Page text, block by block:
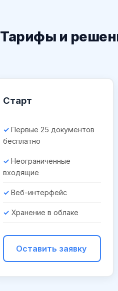
Тарифы и
Старт
Первые 25 документов
бесплатно
Неограниченные
входящие
Веб-интерфейс
Хранение в облаке
Оставить заявку